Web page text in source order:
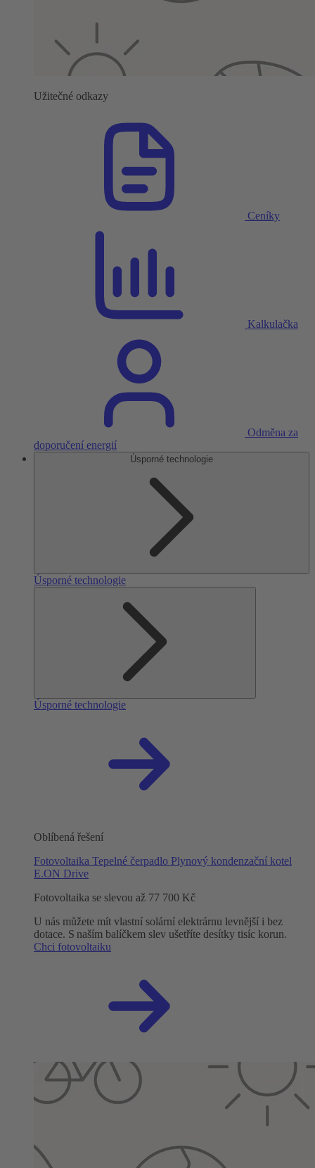
Užitečné odkazy
Ceníky
Kalkulačka
Odměna za
doporučení energií
Úsporné technologie
Úsporné technologie
Úsporné technologie
Oblíbená řešení
Fotovoltaika Tepelné čerpadlo Plynový kondenzační kotel
E.ON Drive
Fotovoltaika se slevou až 77 700 Kč
U nás můžete mít vlastní solární elektrárnu levnější i bez
dotace. S naším balíčkem slev ušetříte desítky tisíc korun.
Chci fotovoltaiku